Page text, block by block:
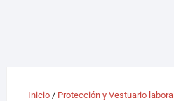
Inicio/ Protección y Vestuario laboral